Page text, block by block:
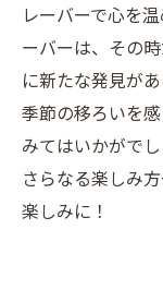
レーバーで心を
ーバーは、その
に新たな発見が
季節の移ろいを
みてはいかがで
さらなる楽しみ
楽しみに！